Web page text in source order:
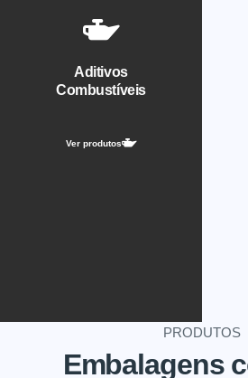
Aditivos
Combustíveis
Ver produtos
PRODUTOS
Embalagens